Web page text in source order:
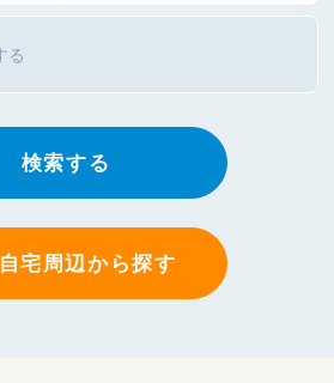
検索する
自宅周辺から探す